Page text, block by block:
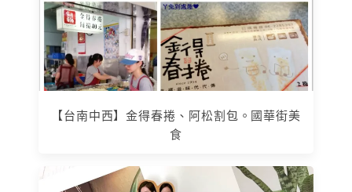
【台南中西】金得春捲、阿松割包。國華街美
食